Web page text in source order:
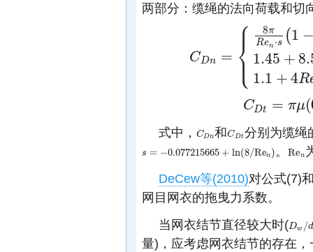
两部分：缆绳的法向荷载和切
CDn = ⎧
⎩
⎨⎪
⎪
8π
Ren ⋅s (1
1.45 +
1.1 + 4R
CDn={8 πRe n⋅ 0.87s −2)( 0<
CDt = πμ(
CDt=π μ(0.55Ren1
式中， CDn
CDn和CDt
CDt 分别为缆绳
s = −0.077215665 + ln(8/Ren )
s =−0.077215665+ln( 8/Ren ) 。Ren
Ren
DeCew等(2010)对公式(7)
网目网衣的拖曳力系数。
当网衣结节直径较大时(Dw /d
Dw/ d
量)，应考虑网衣结节的存在